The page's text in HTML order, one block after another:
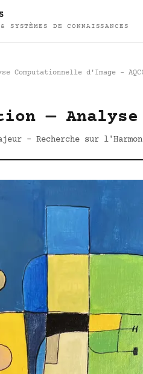
SYSTÈMES DE CONNAISSANCES
Computationnelle d'Image -
— Analyse
- Recherche sur